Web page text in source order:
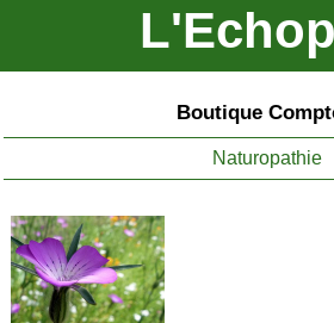
Boutique
Naturopathie